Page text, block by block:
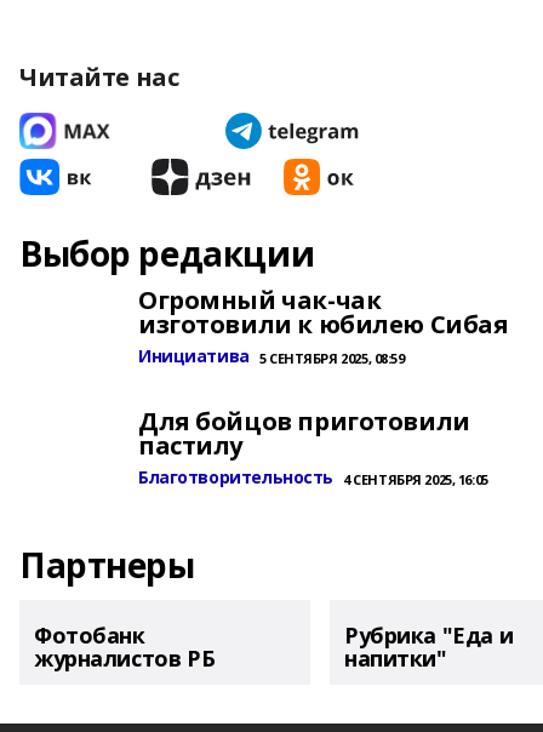
Читайте нас
Выбор редакции
Огромный чак-чак
изготовили к юбилею Сибая
Инициатива 5 СЕНТЯБРЯ 2025, 08:59
Для бойцов приготовили
пастилу
Благотворительность 4 СЕНТЯБРЯ 2025, 16:05
Партнеры
Фотобанк
журналистов РБ
Рубрика "Еда и
напитки"